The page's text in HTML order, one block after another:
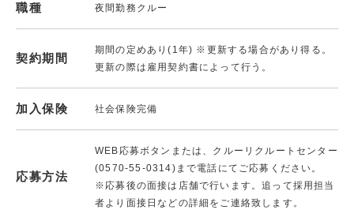
職種 夜間勤務クルー
契約期間
期間の定めあり(1年) ※更新する場合があり得る。
更新の際は雇用契約書によって行う。
加入保険 社会保険完備
応募方法
WEB応募ボタンまたは、クルーリクルートセンター
(0570-55-0314)まで電話にてご応募ください。
※応募後の面接は店舗で行います。追って採用担当
者より面接日などの詳細をご連絡致します。